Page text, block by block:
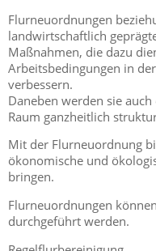
Flurneuordnungen
landwirtschaftlich
Maßnahmen, die dazu
Arbeitsbedingungen in
verbessern.
Daneben werden sie
Raum ganzheitlich
Mit der Flurneuordnung
ökonomische und
bringen.
Flurneuordnungen
durchgeführt werden.